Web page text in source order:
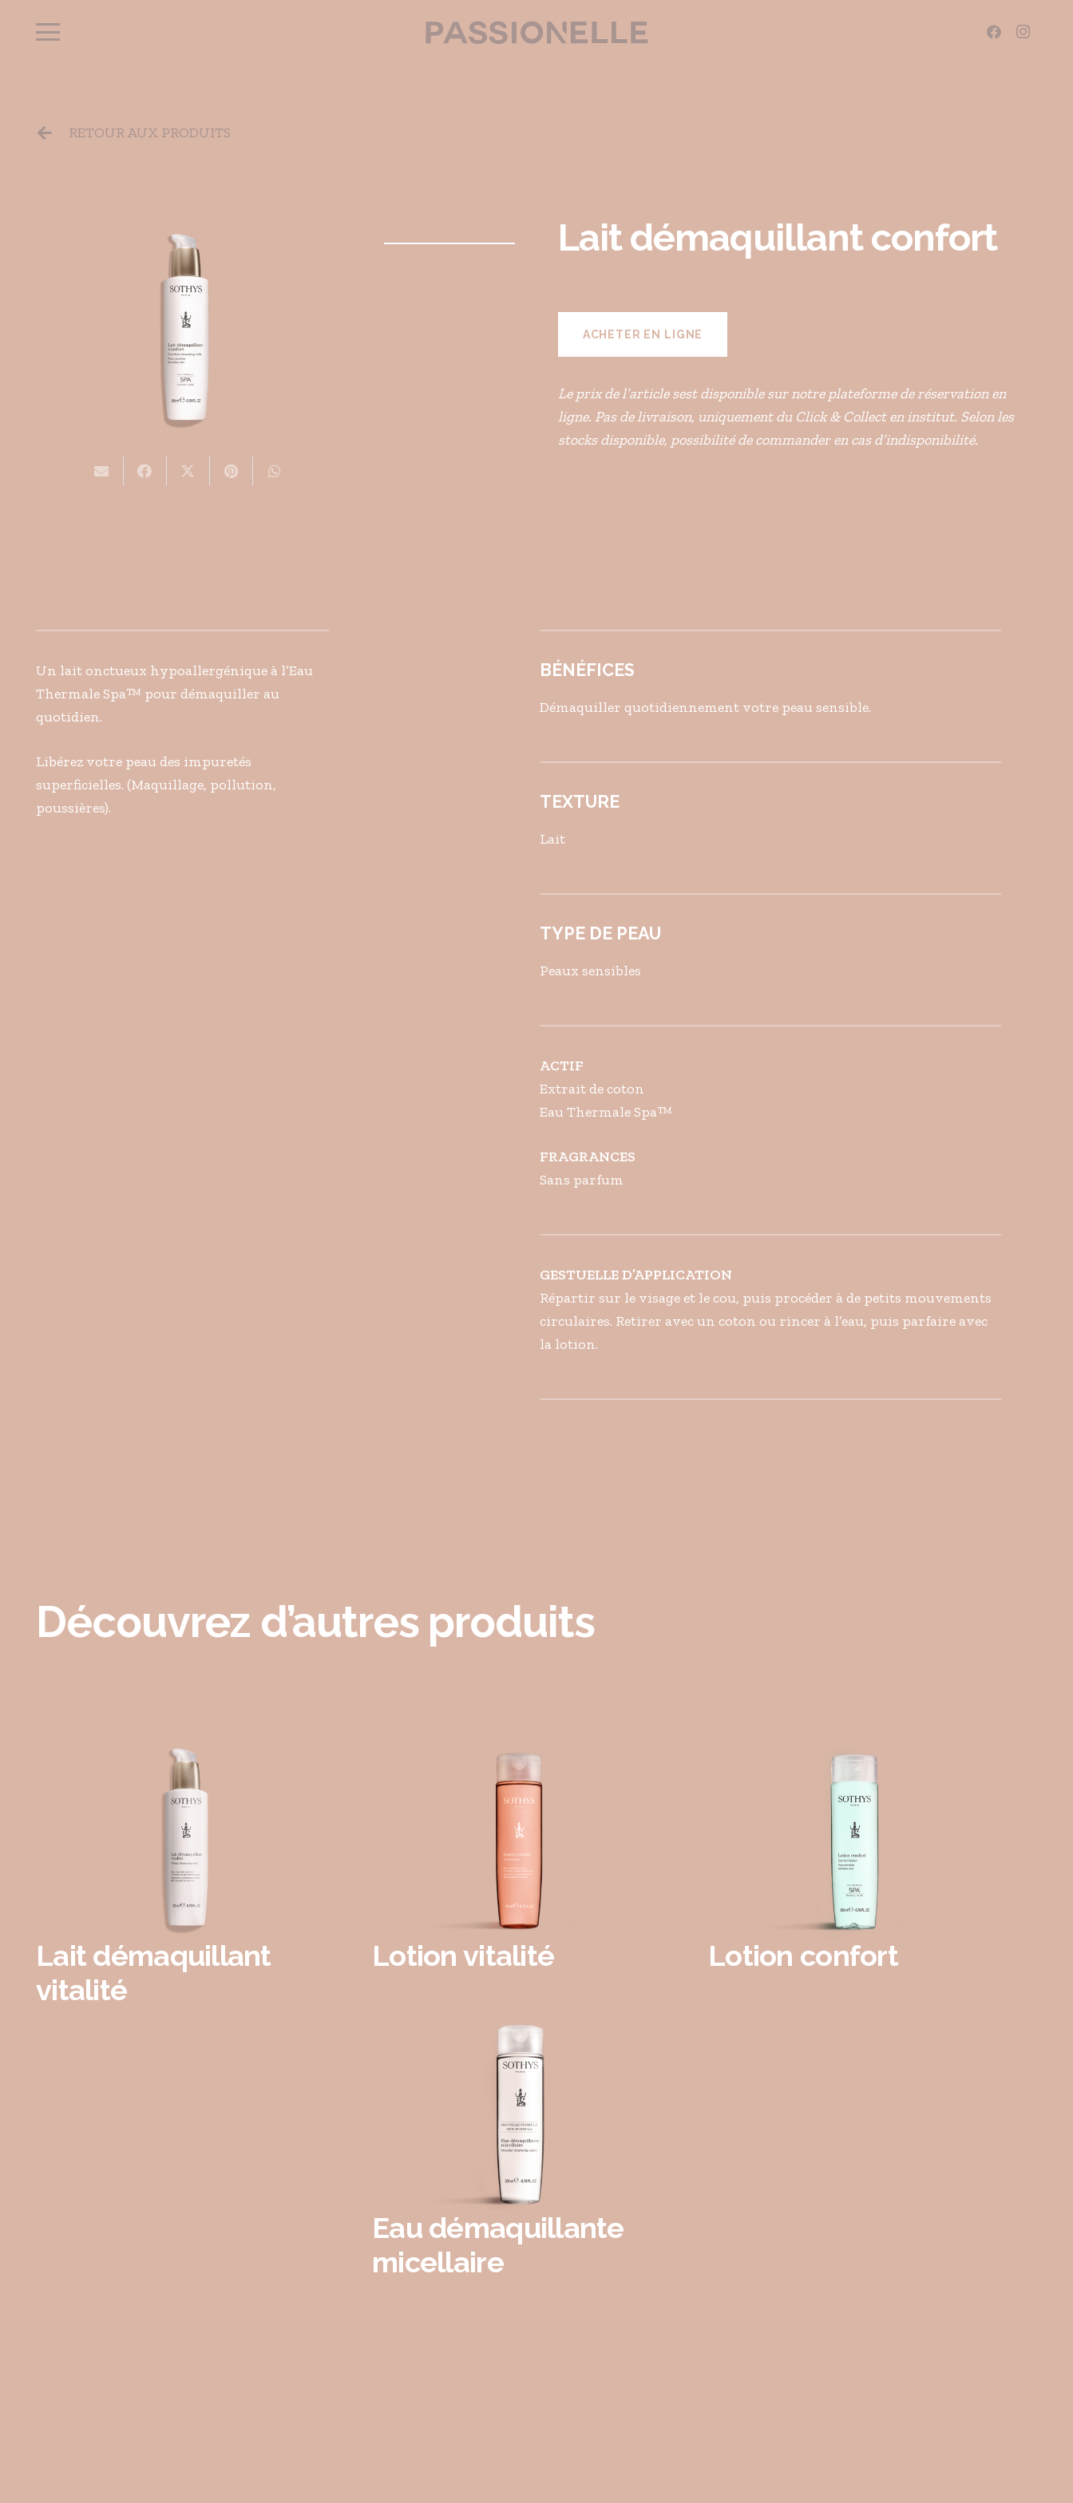
RETOUR AUX PRODUITS
Lait démaquillant confort
ACHETER EN LIGNE
Le prix de l’article sest disponible sur notre plateforme de réservation en
ligne. Pas de livraison, uniquement du Click & Collect en institut. Selon les
stocks disponible, possibilité de commander en cas d’indisponibilité.
Un lait onctueux hypoallergénique à l’Eau
Thermale Spa™ pour démaquiller au
quotidien.
Libérez votre peau des impuretés
superficielles. (Maquillage, pollution,
poussières).
BÉNÉFICES
Démaquiller quotidiennement votre peau sensible.
TEXTURE
Lait
TYPE DE PEAU
Peaux sensibles
ACTIF
Extrait de coton
Eau Thermale Spa™
FRAGRANCES
Sans parfum
GESTUELLE D’APPLICATION
Répartir sur le visage et le cou, puis procéder à de petits mouvements
circulaires. Retirer avec un coton ou rincer à l’eau, puis parfaire avec
la lotion.
Découvrez d’autres produits
Lait démaquillant
vitalité
Lotion vitalité Lotion confort
Eau démaquillante
micellaire